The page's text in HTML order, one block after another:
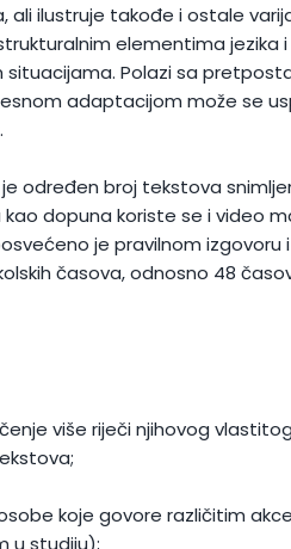
ali ilustruje takođe i ostale
elementima jezika
situacijama. Polazi sa
adaptacijom može se
određen broj tekstova
dopuna koriste se i video
je pravilnom izgovoru
časova, odnosno 48
više riječi njihovog
koje govore različitim
u studiju);